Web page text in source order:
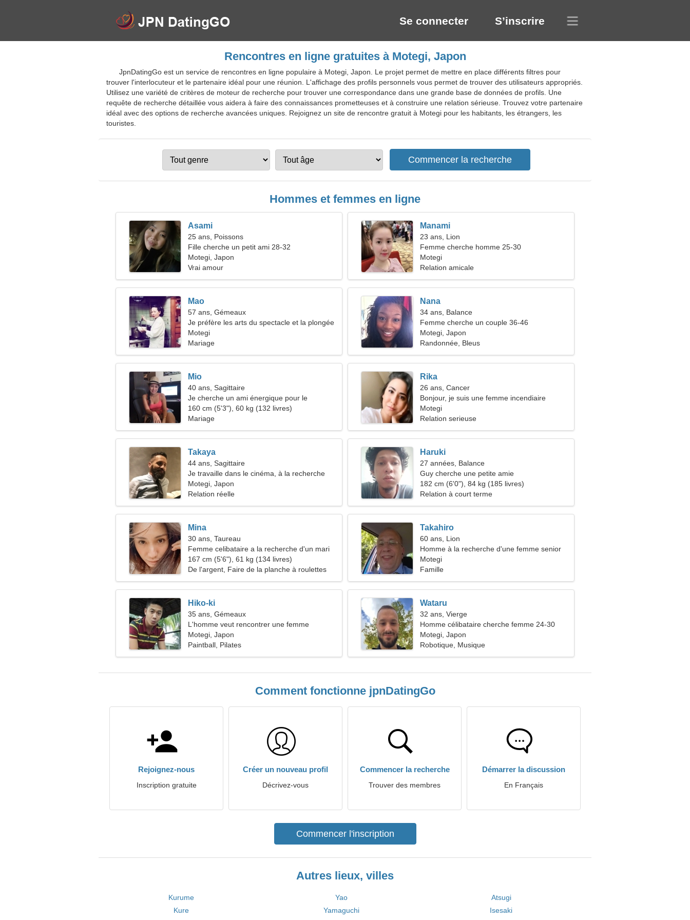
Se connecter S’inscrire
Rencontres en ligne gratuites à Motegi, Japon
JpnDatingGo est un service de rencontres en ligne populaire à Motegi, Japon. Le projet permet de mettre en place différents filtres pour
trouver l'interlocuteur et le partenaire idéal pour une réunion. L'affichage des profils personnels vous permet de trouver des utilisateurs appropriés.
Utilisez une variété de critères de moteur de recherche pour trouver une correspondance dans une grande base de données de profils. Une
requête de recherche détaillée vous aidera à faire des connaissances prometteuses et à construire une relation sérieuse. Trouvez votre partenaire
idéal avec des options de recherche avancées uniques. Rejoignez un site de rencontre gratuit à Motegi pour les habitants, les étrangers, les
touristes.
Hommes et femmes en ligne
Asami
25 ans, Poissons
Fille cherche un petit ami 28-32
Motegi, Japon
Vrai amour
Manami
23 ans, Lion
Femme cherche homme 25-30
Motegi
Relation amicale
Mao
57 ans, Gémeaux
Je préfère les arts du spectacle et la plongée
Motegi
Mariage
Nana
34 ans, Balance
Femme cherche un couple 36-46
Motegi, Japon
Randonnée, Bleus
Mio
40 ans, Sagittaire
Je cherche un ami énergique pour le
camping
160 cm (5'3"), 60 kg (132 livres)
Mariage
Rika
26 ans, Cancer
Bonjour, je suis une femme incendiaire
Motegi
Relation serieuse
Takaya
44 ans, Sagittaire
Je travaille dans le cinéma, à la recherche
d'une femme énergique
Motegi, Japon
Relation réelle
Haruki
27 années, Balance
Guy cherche une petite amie
182 cm (6'0"), 84 kg (185 livres)
Relation à court terme
Mina
30 ans, Taureau
Femme celibataire a la recherche d'un mari
167 cm (5'6"), 61 kg (134 livres)
De l'argent, Faire de la planche à roulettes
Takahiro
60 ans, Lion
Homme à la recherche d'une femme senior
50-56
Motegi
Famille
Hiko-ki
35 ans, Gémeaux
L'homme veut rencontrer une femme
Motegi, Japon
Paintball, Pilates
Wataru
32 ans, Vierge
Homme célibataire cherche femme 24-30
Motegi, Japon
Robotique, Musique
Comment fonctionne jpnDatingGo
Rejoignez-nous
Inscription gratuite
Créer un nouveau profil
Décrivez-vous
Commencer la recherche
Trouver des membres
Démarrer la discussion
En Français
Commencer l'inscription
Autres lieux, villes
Kurume Yao
Atsugi
Kure
Yamaguchi
Isesaki